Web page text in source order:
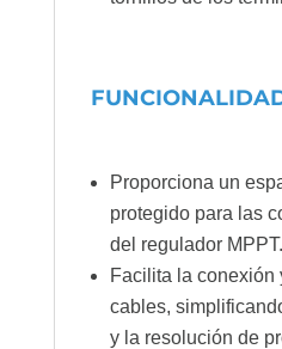
Proporciona un
protegido para las
del regulador MPPT.
Facilita la conexión
cables,
y la resolución de